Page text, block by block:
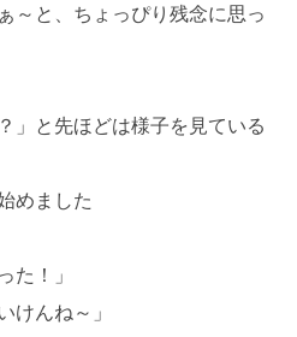
～と、ちょっぴり残念に思っ
」と先ほどは様子を見ている
めました
た！」
けんね～」